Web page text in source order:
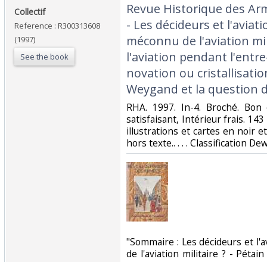
‎Collectif‎
Reference : R300313608
(1997)
See the book
‎Revue Historique des
- Les décideurs et
méconnu de l'aviation
l'aviation pendant
novation ou
Weygand et la question
‎RHA. 1997. In-4. Broché.
satisfaisant, Intérieur frais.
illustrations et cartes en noir
hors texte.. . . . Classification
‎"Sommaire : Les décideurs et
de l'aviation militaire ? -